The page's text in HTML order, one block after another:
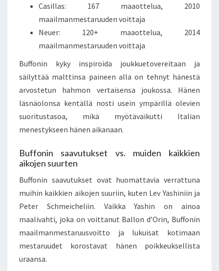
Casillas: 167 maaottelua, 2010
maailmanmestaruuden voittaja
Neuer: 120+ maaottelua, 2014
maailmanmestaruuden voittaja
Buffonin kyky inspiroida joukkuetovereitaan ja
säilyttää malttinsa paineen alla on tehnyt hänestä
arvostetun hahmon vertaisensa joukossa. Hänen
läsnäolonsa kentällä nosti usein ympärillä olevien
suoritustasoa, mikä myötävaikutti Italian
menestykseen hänen aikanaan.
Buffonin saavutukset vs. muiden kaikkien
aikojen suurten
Buffonin saavutukset ovat huomattavia verrattuna
muihin kaikkien aikojen suuriin, kuten Lev Yashiniin ja
Peter Schmeicheliin. Vaikka Yashin on ainoa
maalivahti, joka on voittanut Ballon d’Orin, Buffonin
maailmanmestaruusvoitto ja lukuisat kotimaan
mestaruudet korostavat hänen poikkeuksellista
uraansa.